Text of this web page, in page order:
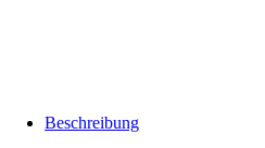
Beschreibung